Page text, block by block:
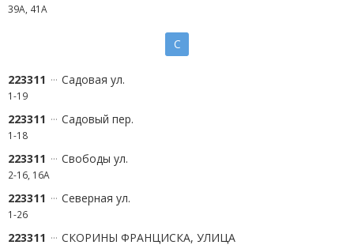
39А, 41А
С
223311 Садовая ул.
1-19
223311 Садовый пер.
1-18
223311 Свободы ул.
2-16, 16А
223311 Северная ул.
1-26
223311 СКОРИНЫ ФРАНЦИСКА, УЛИЦА